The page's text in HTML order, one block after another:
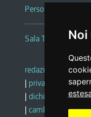
Noi
Persone e Uffici
Sala Tiziano
redazione web |
| privacy
social
| dichiarazione di
| cambio